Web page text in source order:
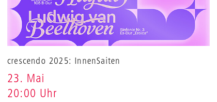
crescendo 2025: InnenSaiten
23. Mai
20:00 Uhr